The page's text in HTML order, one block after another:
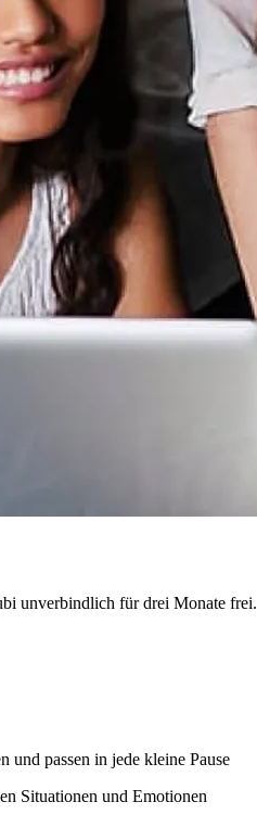
unverbindlich für drei Monate frei.
und passen in jede kleine Pause
Situationen und Emotionen